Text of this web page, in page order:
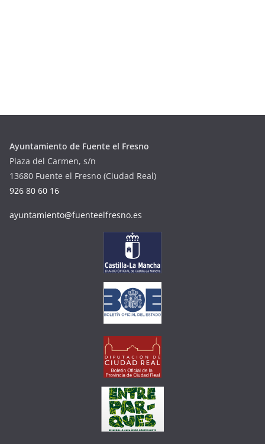
Ayuntamiento de Fuente el Fresno
Plaza del Carmen, s/n
13680 Fuente el Fresno (Ciudad Real)
926 80 60 16
ayuntamiento@fuenteelfresno.es